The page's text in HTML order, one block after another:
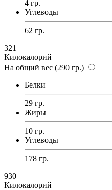
4 гр.
Углеводы
62 гр.
321
Килокалорий
На общий вес (290 гр.)
Белки
29 гр.
Жиры
10 гр.
Углеводы
178 гр.
930
Килокалорий